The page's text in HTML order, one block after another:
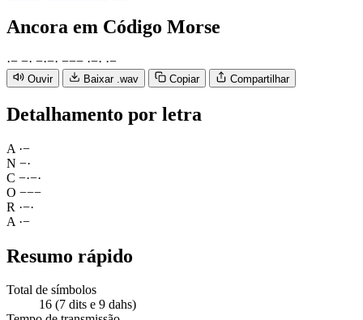
Ancora em Código Morse
·− −· −·−· −−− ·−· ·−
Ouvir Baixar .wav Copiar Compartilhar
Detalhamento por letra
A ·−
N −·
C −·−·
O −−−
R ·−·
A ·−
Resumo rápido
Total de símbolos
16 (7 dits e 9 dahs)